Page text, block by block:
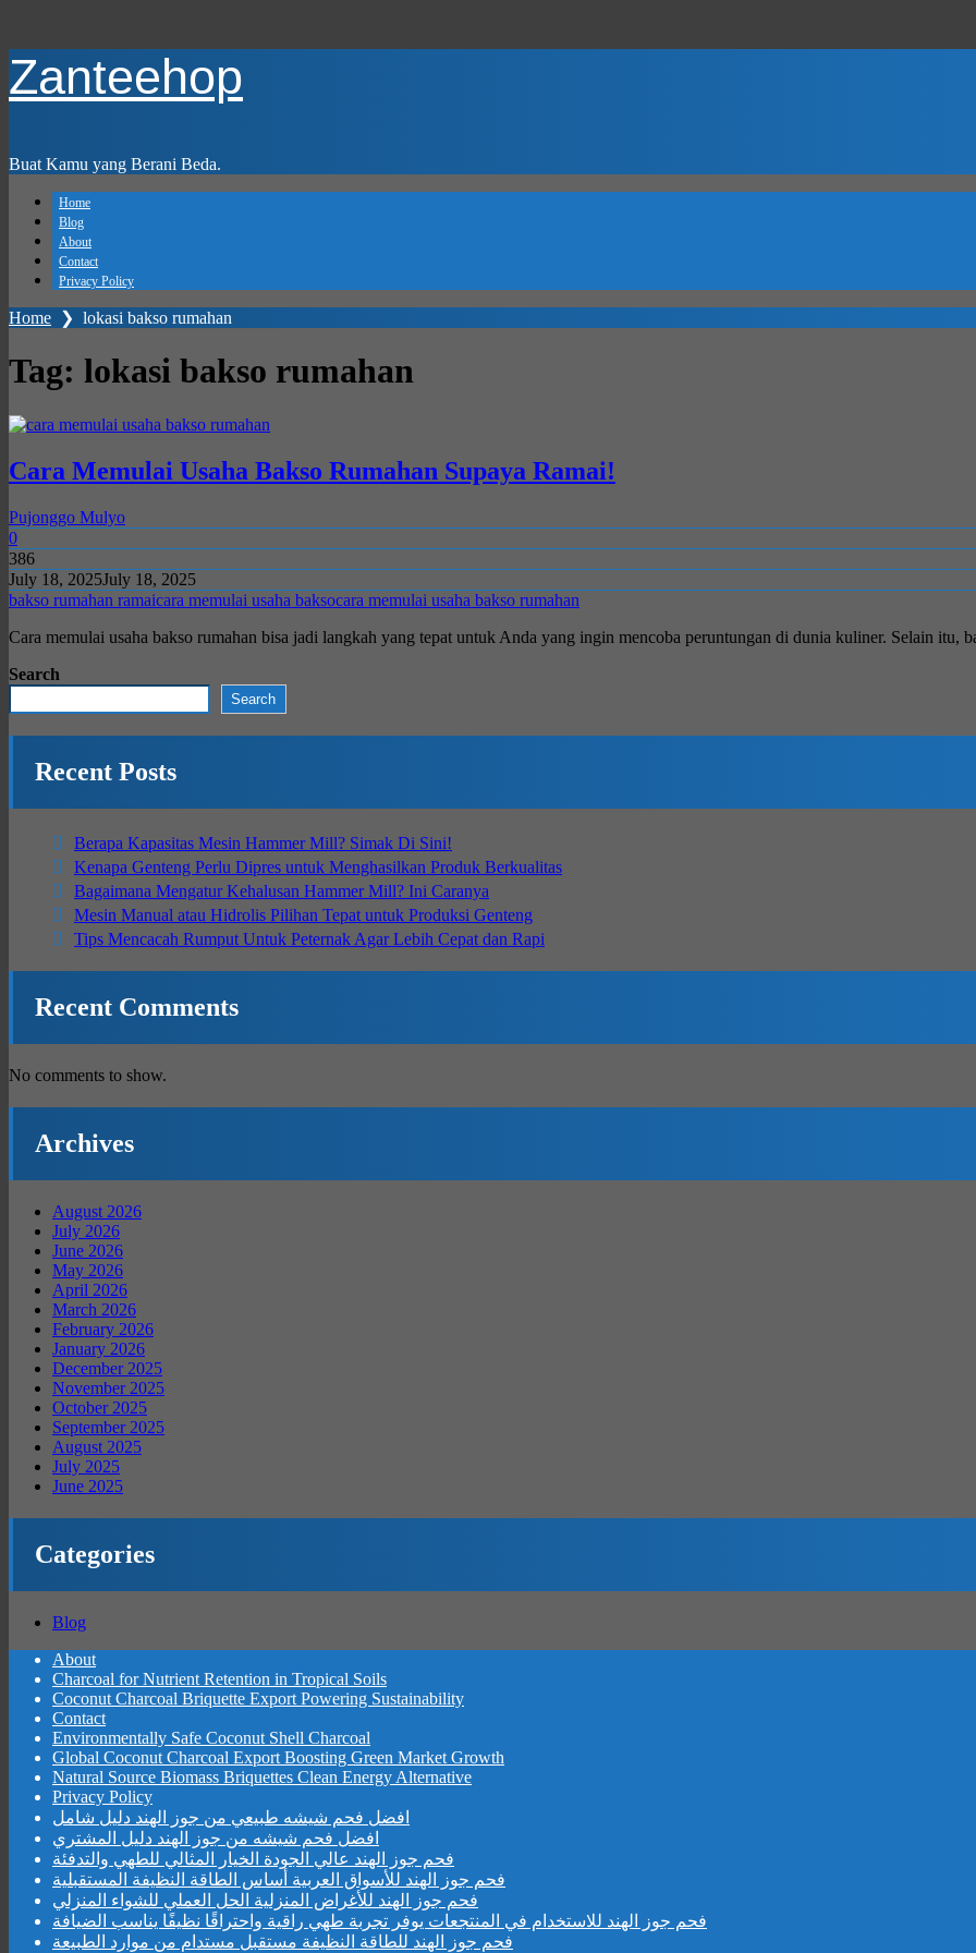
Skip
to
main
Zanteehop
Buat Kamu yang Berani Beda.
Home
Blog
About
Contact
Privacy Policy
Home ❯ lokasi bakso rumahan
Tag: lokasi bakso rumahan
Cara Memulai Usaha Bakso Rumahan Supaya Ramai!
Pujonggo Mulyo
0
386
July 18, 2025July 18, 2025
bakso rumahan ramaicara memulai usaha baksocara memulai usaha bakso rumahan
Cara memulai usaha bakso rumahan bisa jadi langkah yang tepat untuk Anda yang ingin mencoba peruntungan di dunia kuliner. Selain itu,
Search
Search
Recent Posts
Berapa Kapasitas Mesin Hammer Mill? Simak Di Sini!
Kenapa Genteng Perlu Dipres untuk Menghasilkan Produk Berkualitas
Bagaimana Mengatur Kehalusan Hammer Mill? Ini Caranya
Mesin Manual atau Hidrolis Pilihan Tepat untuk Produksi Genteng
Tips Mencacah Rumput Untuk Peternak Agar Lebih Cepat dan Rapi
Recent Comments
No comments to show.
Archives
August 2026
July 2026
June 2026
May 2026
April 2026
March 2026
February 2026
January 2026
December 2025
November 2025
October 2025
September 2025
August 2025
July 2025
June 2025
Categories
Blog
About
Charcoal for Nutrient Retention in Tropical Soils
Coconut Charcoal Briquette Export Powering Sustainability
Contact
Environmentally Safe Coconut Shell Charcoal
Global Coconut Charcoal Export Boosting Green Market Growth
Natural Source Biomass Briquettes Clean Energy Alternative
Privacy Policy
افضل فحم شيشه طبيعي من جوز الهند دليل شامل
افضل فحم شيشه من جوز الهند دليل المشتري
فحم جوز الهند عالي الجودة الخيار المثالي للطهي والتدفئة
فحم جوز الهند للأسواق العربية أساس الطاقة النظيفة المستقبلية
فحم جوز الهند للأغراض المنزلية الحل العملي للشواء المنزلي
فحم جوز الهند للاستخدام في المنتجعات يوفر تجربة طهي راقية واحتراقًا نظيفًا يناسب الضيافة
فحم جوز الهند للطاقة النظيفة مستقبل مستدام من موارد الطبيعة